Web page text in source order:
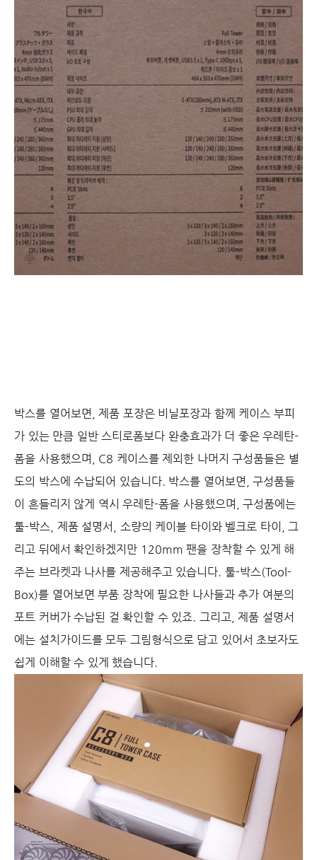
박스를 열어보면, 제품 포장은 비닐포장과 함께 케이스 부피
가 있는 만큼 일반 스티로폼보다 완충효과가 더 좋은 우레탄-
폼을 사용했으며, C8 케이스를 제외한 나머지 구성품들은 별
도의 박스에 수납되어 있습니다. 박스를 열어보면, 구성품들
이 흔들리지 않게 역시 우레탄-폼을 사용했으며, 구성품에는
툴-박스, 제품 설명서, 소량의 케이블 타이와 벨크로 타이, 그
리고 뒤에서 확인하겠지만 120mm 팬을 장착할 수 있게 해
주는 브라켓과 나사를 제공해주고 있습니다. 툴-박스(Tool-
Box)를 열어보면 부품 장착에 필요한 나사들과 추가 여분의
포트 커버가 수납된 걸 확인할 수 있죠. 그리고, 제품 설명서
에는 설치가이드를 모두 그림형식으로 담고 있어서 초보자도
쉽게 이해할 수 있게 했습니다.